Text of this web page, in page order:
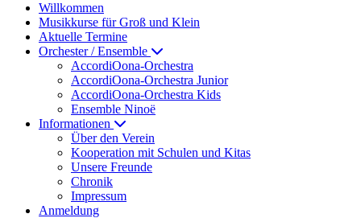
Willkommen
Musikkurse für Groß und Klein
Aktuelle Termine
Orchester / Ensemble
AccordiOona-Orchestra
AccordiOona-Orchestra Junior
AccordiOona-Orchestra Kids
Ensemble Ninoë
Informationen
Über den Verein
Kooperation mit Schulen und Kitas
Unsere Freunde
Chronik
Impressum
Anmeldung